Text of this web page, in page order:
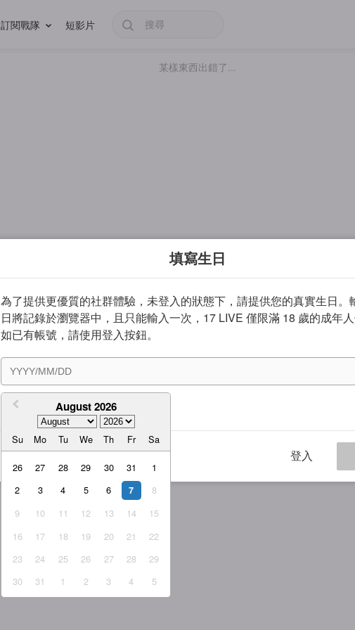
訂閱戰隊 短影片
某樣東西出錯了...
填寫生日
為了提供更優質的社群體驗，未登入的狀態下，請提供您的真實生日。
日將記錄於瀏覽器中，且只能輸入一次，17 LIVE 僅限滿 18 歲的成年人
如已有帳號，請使用登入按鈕。
August 2026
Su Mo Tu We Th Fr Sa
26 27 28 29 30 31
1
2
3 4 5 6 7
8
9
10 11 12 13 14
15
16
17 18 19 20 21
22
23
24 25 26 27 28
29
30
31 1 2 3 4 5
我同意 服務條款與隱私權政策
登入